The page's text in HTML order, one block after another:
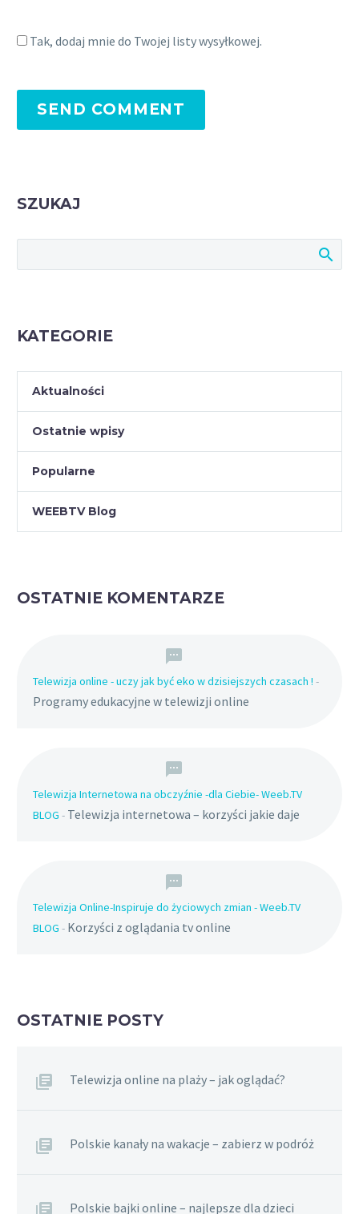
Tak, dodaj mnie do Twojej listy wysyłkowej.
SEND COMMENT
SZUKAJ
KATEGORIE
Aktualności
Ostatnie wpisy
Popularne
WEEBTV Blog
OSTATNIE KOMENTARZE
Telewizja online - uczy jak być eko w dzisiejszych czasach ! -
Programy edukacyjne w telewizji online
Telewizja Internetowa na obczyźnie -dla Ciebie- Weeb.TV
BLOG - Telewizja internetowa – korzyści jakie daje
Telewizja Online-Inspiruje do życiowych zmian - Weeb.TV
BLOG - Korzyści z oglądania tv online
OSTATNIE POSTY
Telewizja online na plaży – jak oglądać?
Polskie kanały na wakacje – zabierz w podróż
Polskie bajki online – najlepsze dla dzieci